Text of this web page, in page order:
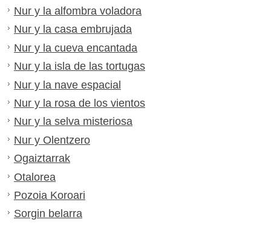
Nur y la alfombra voladora
Nur y la casa embrujada
Nur y la cueva encantada
Nur y la isla de las tortugas
Nur y la nave espacial
Nur y la rosa de los vientos
Nur y la selva misteriosa
Nur y Olentzero
Ogaiztarrak
Otalorea
Pozoia Koroari
Sorgin belarra